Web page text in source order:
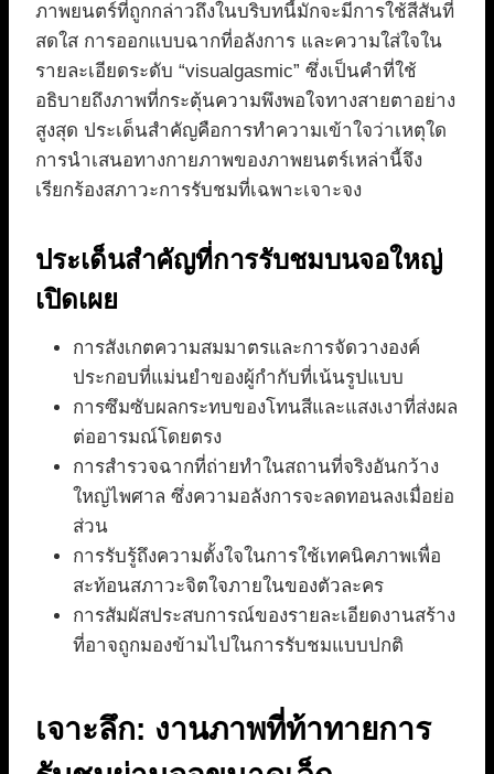
ภาพยนตร์ที่ถูกกล่าวถึงในบริบทนี้มักจะมีการใช้สีสันที่
สดใส การออกแบบฉากที่อลังการ และความใส่ใจใน
รายละเอียดระดับ “visualgasmic” ซึ่งเป็นคำที่ใช้
อธิบายถึงภาพที่กระตุ้นความพึงพอใจทางสายตาอย่าง
สูงสุด ประเด็นสำคัญคือการทำความเข้าใจว่าเหตุใด
การนำเสนอทางกายภาพของภาพยนตร์เหล่านี้จึง
เรียกร้องสภาวะการรับชมที่เฉพาะเจาะจง
ประเด็นสำคัญที่การรับชมบนจอใหญ่
เปิดเผย
การสังเกตความสมมาตรและการจัดวางองค์
ประกอบที่แม่นยำของผู้กำกับที่เน้นรูปแบบ
การซึมซับผลกระทบของโทนสีและแสงเงาที่ส่งผล
ต่ออารมณ์โดยตรง
การสำรวจฉากที่ถ่ายทำในสถานที่จริงอันกว้าง
ใหญ่ไพศาล ซึ่งความอลังการจะลดทอนลงเมื่อย่อ
ส่วน
การรับรู้ถึงความตั้งใจในการใช้เทคนิคภาพเพื่อ
สะท้อนสภาวะจิตใจภายในของตัวละคร
การสัมผัสประสบการณ์ของรายละเอียดงานสร้าง
ที่อาจถูกมองข้ามไปในการรับชมแบบปกติ
เจาะลึก: งานภาพที่ท้าทายการ